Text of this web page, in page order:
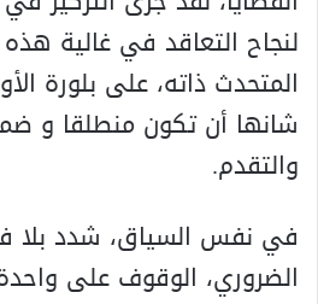
لنجاح التعاقد في غالية
المتحدث ذاته، على بلورة
شانها أن تكون منطلقا و
والتقدم.
في نفس السياق، شدد بلا
الضروري، الوقوف على